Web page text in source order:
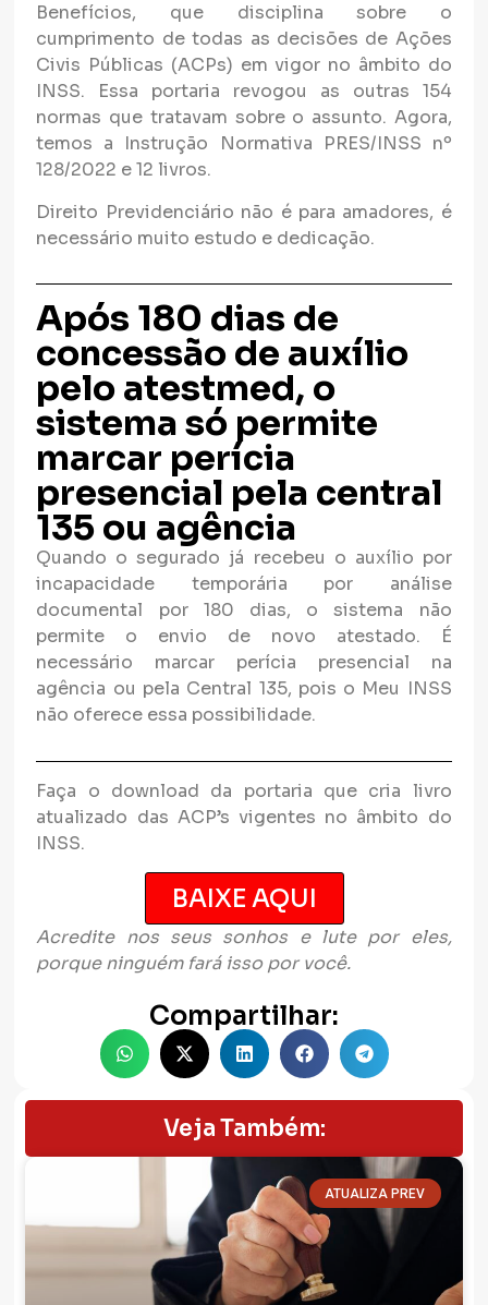
Benefícios, que disciplina sobre o
cumprimento de todas as decisões de Ações
Civis Públicas (ACPs) em vigor no âmbito do
INSS. Essa portaria revogou as outras 154
normas que tratavam sobre o assunto. Agora,
temos a Instrução Normativa PRES/INSS nº
128/2022 e 12 livros.
Direito Previdenciário não é para amadores, é
necessário muito estudo e dedicação.
Após 180 dias de
concessão de auxílio
pelo atestmed, o
sistema só permite
marcar perícia
presencial pela central
135 ou agência
Quando o segurado já recebeu o auxílio por
incapacidade temporária por análise
documental por 180 dias, o sistema não
permite o envio de novo atestado. É
necessário marcar perícia presencial na
agência ou pela Central 135, pois o Meu INSS
não oferece essa possibilidade.
Faça o download da portaria que cria livro
atualizado das ACP’s vigentes no âmbito do
INSS.
BAIXE AQUI
Acredite nos seus sonhos e lute por eles,
porque ninguém fará isso por você.
Compartilhar:
Veja Também:
ATUALIZA PREV